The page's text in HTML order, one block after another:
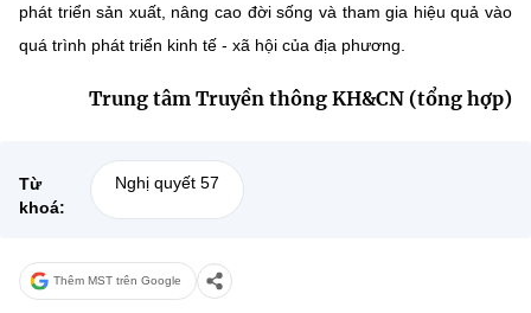
phát triển sản xuất, nâng cao đời sống và tham gia hiệu quả vào
quá trình phát triển kinh tế - xã hội của địa phương.
Trung tâm Truyền thông KH&CN (tổng hợp)
Từ
khoá:
Nghị quyết 57
Thêm MST trên Google